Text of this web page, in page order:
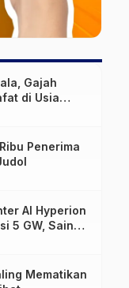
Gajah
di Usia
Penerima
AI Hyperion
5 GW, Saingi
Mematikan